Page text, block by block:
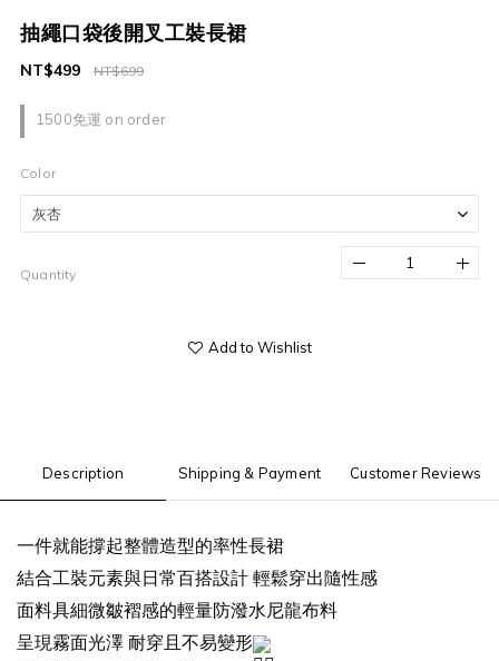
抽繩口袋後開叉工裝長裙
1500免運 on order
NT$699
NT$499
Color
Quantity
Add to Wishlist
Description Shipping & Payment Customer Reviews
一件就能撐起整體造型的率性長裙
結合工裝元素與日常百搭設計 輕鬆穿出隨性感
面料具細微皺褶感的輕量防潑水尼龍布料
呈現霧面光澤 耐穿且不易變形